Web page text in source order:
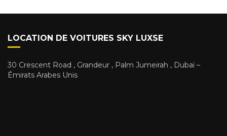
LOCATION DE VOITURES SKY LUXSE
30 Crescent Road , Grandeur , Palm Jumeirah , Dubaï –
Émirats Arabes Unis